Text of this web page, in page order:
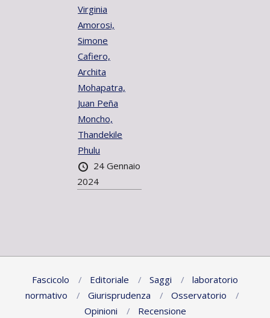
Virginia
Amorosi,
Simone
Cafiero,
Archita
Mohapatra,
Juan Peña
Moncho,
Thandekile
Phulu
24 Gennaio
2024
Fascicolo Editoriale Saggi
laboratorio
normativo
Giurisprudenza
Osservatorio
Opinioni
Recensione